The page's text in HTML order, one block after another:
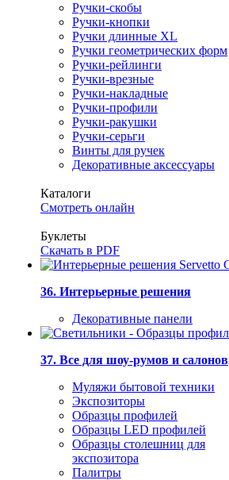
Ручки-скобы
Ручки-кнопки
Ручки длинные XL
Ручки геометрических форм
Ручки-рейлинги
Ручки-врезные
Ручки-накладные
Ручки-профили
Ручки-ракушки
Ручки-серьги
Винты для ручек
Декоративные аксессуары
Каталоги
Смотреть онлайн
Буклеты
Скачать в PDF
36. Интерьерные решения
Декоративные панели
37. Все для шоу-румов и салонов
Муляжи бытовой техники
Экспозиторы
Образцы профилей
Образцы LED профилей
Образцы столешниц для
экспозитора
Палитры